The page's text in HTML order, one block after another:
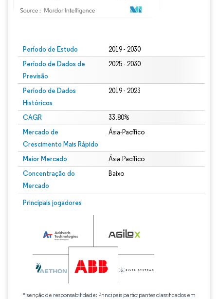
Período de Estudo 2019 - 2030
Período de Dados de
Previsão
2025 - 2030
Período de Dados
Históricos
2019 - 2023
CAGR 33.80%
Mercado de
Crescimento Mais Rápido
Ásia-Pacífico
Maior Mercado Ásia-Pacífico
Concentração do
Mercado
Baixo
Principais jogadores
*Isenção de responsabilidade: Principais participantes classificados em